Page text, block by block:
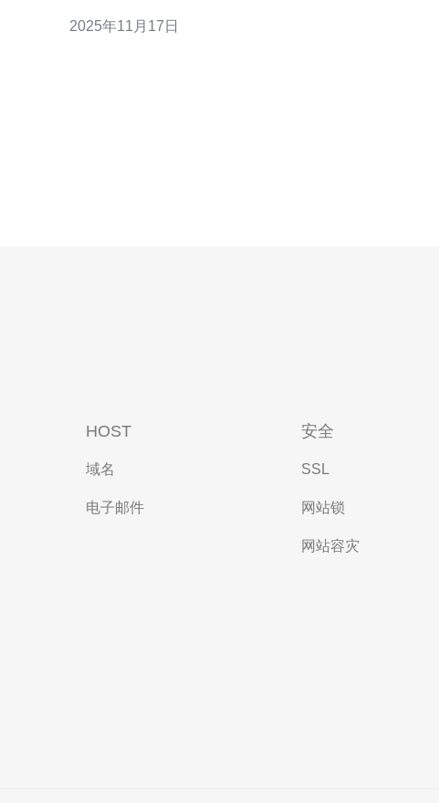
阿里云CN2服务概述 阿里云的CN2服务是其旗舰网络服
2025年11月17日
HOST
域名
电子邮件
安全
SSL
网站锁
网站容灾